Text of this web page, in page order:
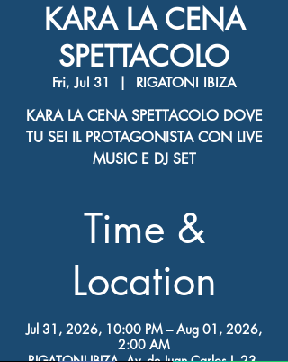
KARA LA CENA
SPETTACOLO
Fri, Jul 31
  |
RIGATONI IBIZA
KARA LA CENA SPETTACOLO DOVE
TU SEI IL PROTAGONISTA CON LIVE
MUSIC E DJ SET
Time &
Location
Jul 31, 2026, 10:00 PM – Aug 01, 2026,
2:00 AM